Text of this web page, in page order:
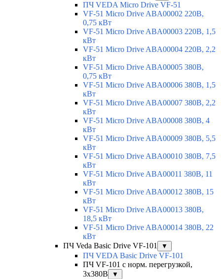
ПЧ VEDA Micro Drive VF-51
VF-51 Micro Drive ABA00002 220В,
0,75 кВт
VF-51 Micro Drive ABA00003 220В, 1,5
кВт
VF-51 Micro Drive ABA00004 220В, 2,2
кВт
VF-51 Micro Drive ABA00005 380В,
0,75 кВт
VF-51 Micro Drive ABA00006 380В, 1,5
кВт
VF-51 Micro Drive ABA00007 380В, 2,2
кВт
VF-51 Micro Drive ABA00008 380В, 4
кВт
VF-51 Micro Drive ABA00009 380В, 5,5
кВт
VF-51 Micro Drive ABA00010 380В, 7,5
кВт
VF-51 Micro Drive ABA00011 380В, 11
кВт
VF-51 Micro Drive ABA00012 380В, 15
кВт
VF-51 Micro Drive ABA00013 380В,
18,5 кВт
VF-51 Micro Drive ABA00014 380В, 22
кВт
ПЧ Veda Basic Drive VF-101
▼
ПЧ VEDA Basic Drive VF-101
ПЧ VF-101 с норм. перегрузкой,
3х380В
▼